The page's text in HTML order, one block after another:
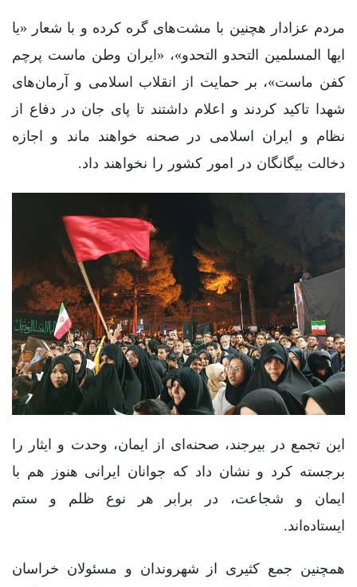
مردم عزادار هچنین با مشت‌های گره کرده و با شعار «یا
ایها المسلمین التحدو التحدو»، «ایران‌ وطن ماست پرچم
کفن ماست»، بر حمایت از انقلاب اسلامی و آرمان‌های
شهدا تاکید کردند و اعلام داشتند تا پای جان در دفاع از
نظام و ایران اسلامی در صحنه خواهند ماند و اجازه
دخالت بیگانگان در امور کشور را نخواهند داد.
‌این تجمع در بیرجند، صحنه‌ای از ایمان، وحدت و ایثار را
برجسته کرد و نشان داد که جوانان ایرانی هنوز هم با
ایمان و شجاعت، در برابر هر نوع ظلم و ستم
ایستاده‌اند.
همچنین جمع کثیری از شهروندان و مسئولان خراسان